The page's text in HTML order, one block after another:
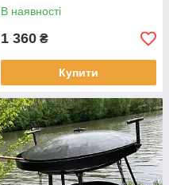
В наявності
1 360 ₴
Купити